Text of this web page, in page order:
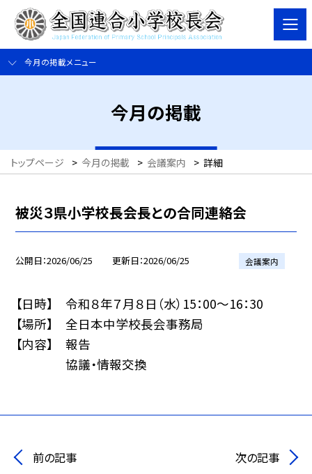
今月の掲載メニュー
今月の掲載
トップページ > 今月の掲載 > 会議案内 > 詳細
被災３県小学校長会長との合同連絡会
公開日 2026/06/25 更新日 2026/06/25 会議案内
【日時】 令和８年７月８日（水）15：00〜16：30
【場所】 全日本中学校長会事務局
【内容】 報告
協議・情報交換
前の記事 次の記事